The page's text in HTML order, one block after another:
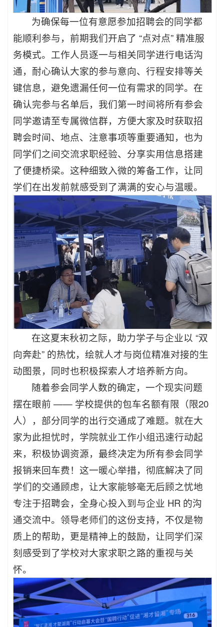
为确保每一位有意愿参加招聘会的同学都
能顺利参与，前期我们开启了 “点对点” 精准服
务模式。工作人员逐一与相关同学进行电话沟
通，耐心确认大家的参与意向、行程安排等关
键信息，避免遗漏任何一位有需求的同学。在
确认完参与名单后，我们第一时间将所有参会
同学邀请至专属微信群，方便大家及时获取招
聘会时间、地点、注意事项等重要通知，也为
同学们之间交流求职经验、分享实用信息搭建
了便捷桥梁。这种细致入微的筹备工作，让同
学们在出发前就感受到了满满的安心与温暖。
在这夏末秋初之际，助力学子与企业以 “双
向奔赴” 的热忱，绘就人才与岗位精准对接的生
动图景，同时也积极探索人才培养新方向。
随着参会同学人数的确定，一个现实问题
摆在眼前 —— 学校提供的包车名额有限（限20
人），部分同学的出行交通成了难题。就在大
家为此担忧时，学院就业工作小组迅速行动起
来，积极协调资源，最终决定为所有参会同学
报销来回车费！这一暖心举措，彻底解决了同
学们的交通顾虑，让大家能够毫无后顾之忧地
专注于招聘会，全身心投入到与企业 HR 的沟
通交流中。领导老师们的这份支持，不仅是物
质上的帮助，更是精神上的鼓励，让同学们深
刻感受到了学校对大家求职之路的重视与关
怀。